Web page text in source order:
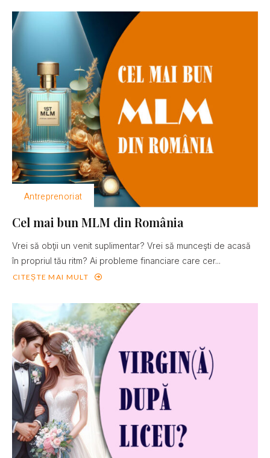
Antreprenoriat
Cel mai bun MLM din România
Vrei să obţii un venit suplimentar? Vrei să munceşti de acasă
în propriul tău ritm? Ai probleme financiare care cer...
CITEȘTE MAI MULT